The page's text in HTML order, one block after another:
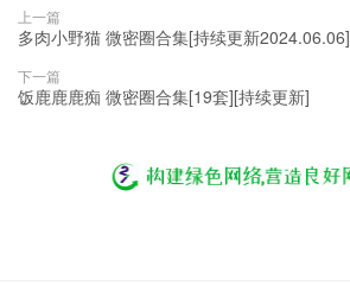
上一篇
多肉小野猫 微密圈合集[持续更新2024.06.06]
下一篇
饭鹿鹿鹿痴 微密圈合集[19套][持续更新]